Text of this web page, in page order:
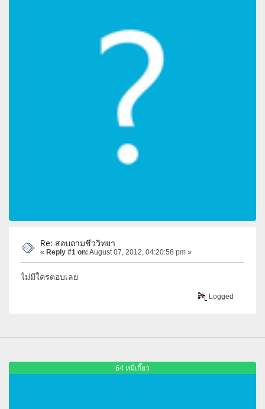
Re: สอบถามชีววิทยา
« Reply #1 on: August 07, 2012, 04:20:58 pm »
ไม่มีใครตอบเลย
Logged
64 หมี่เกี๊ยว